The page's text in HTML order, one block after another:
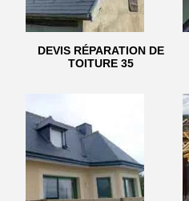
DEVIS RÉPARATION DE
TOITURE 35